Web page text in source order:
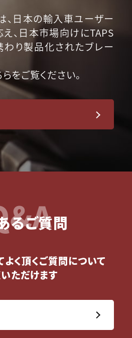
、日本の輸入車ユーザー
、日本市場向けにTAPS
り製品化されたブレー
をご覧ください。
るご質問
く頂くご質問について
ただけます